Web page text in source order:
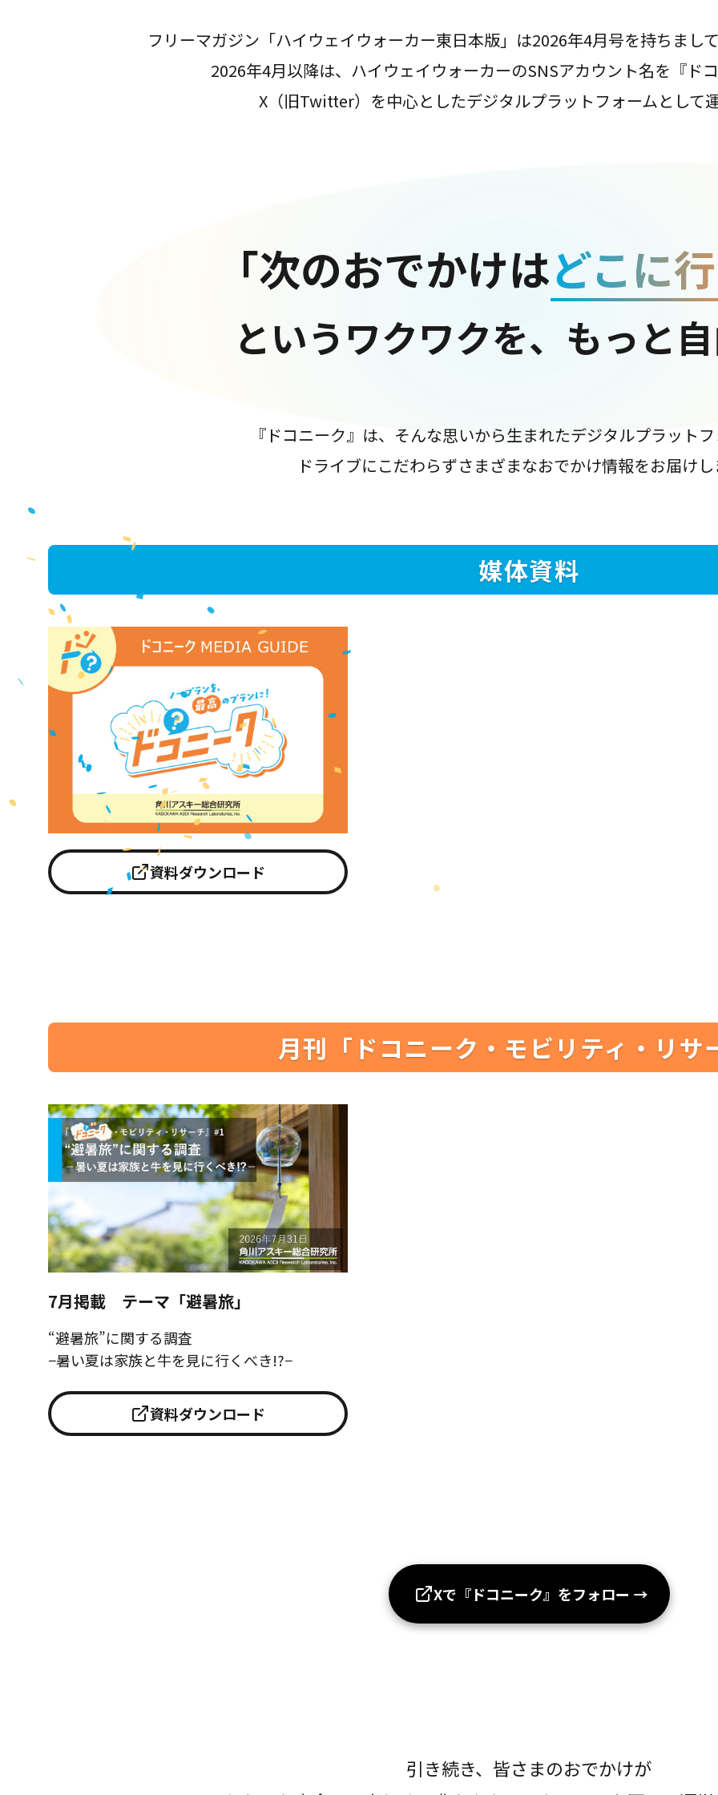
フリーマガジン「ハイウェイウォーカー東日本版」は2026年4月号を持ちまし
2026年4月以降は、ハイウェイウォーカーのSNSアカウント名を『ド
X（旧Twitter）を中心としたデジタルプラットフォームとして
「次のおでかけはどこに
というワクワクを、もっと
『ドコニーク』は、そんな思いから生まれたデジタルプラット
ドライブにこだわらずさまざまなおでかけ情報をお届け
媒体資料
資料ダウンロード
月刊「ドコニーク・モビリティ・リサ
7月掲載 テーマ「避暑旅」
“避暑旅”に関する調査
−暑い夏は家族と牛を見に行くべき!?−
資料ダウンロード
Xで『ドコニーク』をフォロー →
引き続き、皆さまのおでかけが